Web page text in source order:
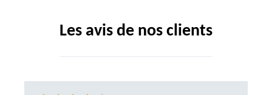
Les avis de nos clients